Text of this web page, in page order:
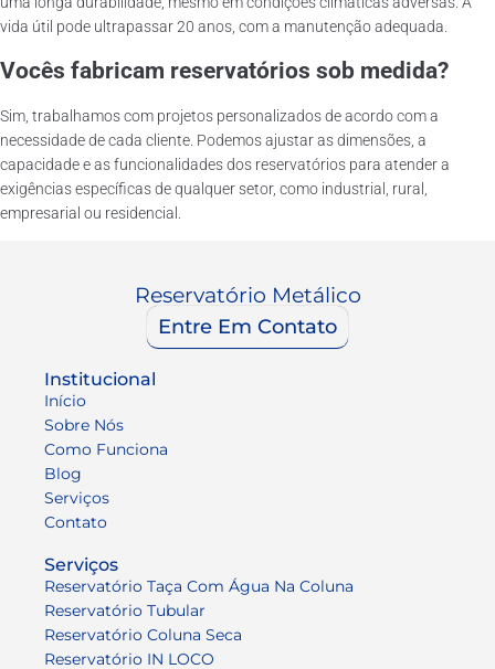
vida útil pode ultrapassar 20 anos, com a manutenção adequada.
Vocês fabricam reservatórios sob medida?
Sim, trabalhamos com projetos personalizados de acordo com a
necessidade de cada cliente. Podemos ajustar as dimensões, a
capacidade e as funcionalidades dos reservatórios para atender a
exigências específicas de qualquer setor, como industrial, rural,
empresarial ou residencial.
Reservatório Metálico
Entre Em Contato
Institucional
Início
Sobre Nós
Como Funciona
Blog
Serviços
Contato
Serviços
Reservatório Taça Com Água Na Coluna
Reservatório Tubular
Reservatório Coluna Seca
Reservatório IN LOCO